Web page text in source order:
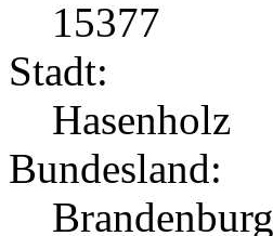
15377
Stadt:
Hasenholz
Bundesland:
Brandenburg